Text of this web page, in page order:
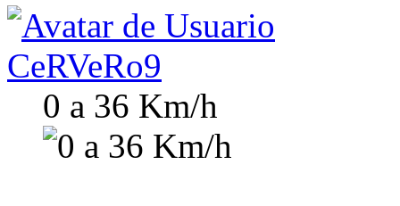
CeRVeRo9
0 a 36 Km/h